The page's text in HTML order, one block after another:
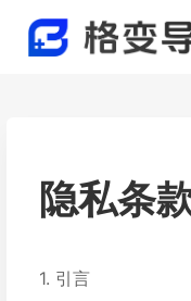
隐私条
1. 引言